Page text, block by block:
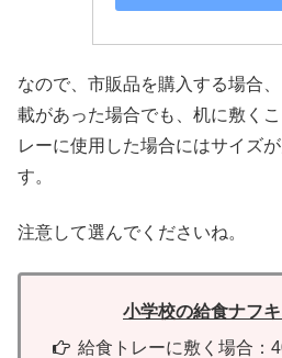
なので、市販品を購入する場合
載があった場合でも、机に敷く
レーに使用した場合にはサイズ
す。
注意して選んでくださいね。
小学校の給食ナフ
給食トレーに敷く場合：